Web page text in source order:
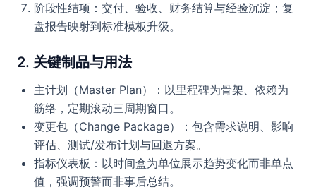
阶段性结项：交付、验收、财务结算与经验沉淀；复
盘报告映射到标准模板升级。
2. 关键制品与用法
主计划（Master Plan）：以里程碑为骨架、依赖为
筋络，定期滚动三周期窗口。
变更包（Change Package）：包含需求说明、影响
评估、测试/发布计划与回退方案。
指标仪表板：以时间盒为单位展示趋势变化而非单点
值，强调预警而非事后总结。